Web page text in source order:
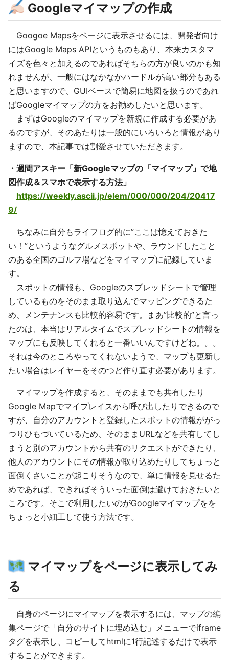
Googleマイマップの作成
Googoe Mapsをページに表示させるには、開発者向け
にはGoogle Maps APIというものもあり、本来カスタマ
イズを色々と加えるのであればそちらの方が良いのかも知
れませんが、一般にはなかなかハードルが高い部分もある
と思いますので、GUIベースで簡易に地図を扱うのであれ
ばGoogleマイマップの方をお勧めしたいと思います。
まずはGoogleのマイマップを新規に作成する必要があ
るのですが、そのあたりは一般的にいろいろと情報があり
ますので、本記事では割愛させていただきます。
・週間アスキー「新Googleマップの「マイマップ」で地
図作成＆スマホで表示する方法」
https://weekly.ascii.jp/elem/000/000/204/20417
9/
ちなみに自分もライフログ的に”ここは憶えておきた
い！”というようなグルメスポットや、ラウンドしたこと
のある全国のゴルフ場などをマイマップに記録していま
す。
スポットの情報も、Googleのスプレッドシートで管理
しているものをそのまま取り込んでマッピングできるた
め、メンテナンスも比較的容易です。まあ”比較的”と言っ
たのは、本当はリアルタイムでスプレッドシートの情報を
マップにも反映してくれると一番いいんですけどね。。。
それは今のところやってくれないようで、マップも更新し
たい場合はレイヤーをそのつど作り直す必要があります。
マイマップを作成すると、そのままでも共有したり
Google Mapでマイプレイスから呼び出したりできるので
すが、自分のアカウントと登録したスポットの情報ががっ
つりひもづいているため、そのままURLなどを共有してし
まうと別のアカウントから共有のリクエストができたり、
他人のアカウントにその情報が取り込めたりしてちょっと
面倒くさいことが起こりそうなので、単に情報を見せるた
めであれば、できればそういった面倒は避けておきたいと
ころです。そこで利用したいのがGoogleマイマップをを
ちょっと小細工して使う方法です。
マイマップをページに表示してみ
る
自身のページにマイマップを表示するには、マップの編
集ページで「自分のサイトに埋め込む」メニューでiframe
タグを表示し、コピーしてhtmlに1行記述するだけで表示
することができます。